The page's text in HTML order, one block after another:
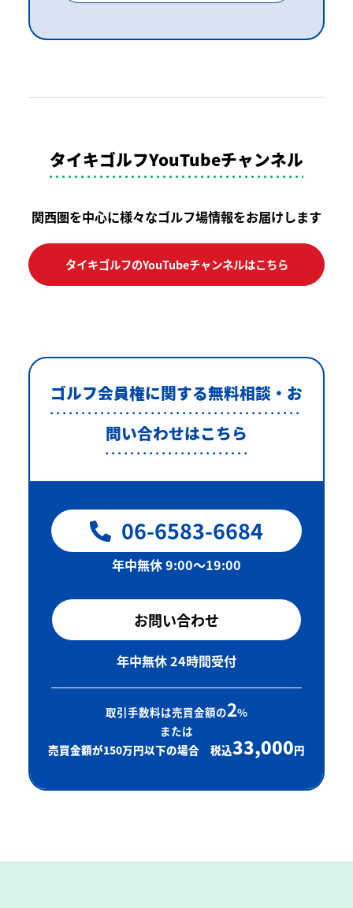
タイキゴルフYouTubeチャンネル
関西圏を中心に様々なゴルフ場情報をお届けします
タイキゴルフのYouTubeチャンネルはこちら
ゴルフ会員権に関する無料相談・お
問い合わせはこちら
06-6583-6684
年中無休 9:00〜19:00
お問い合わせ
年中無休 24時間受付
取引手数料は売買金額の2%
または
売買金額が150万円以下の場合 税込33,000円